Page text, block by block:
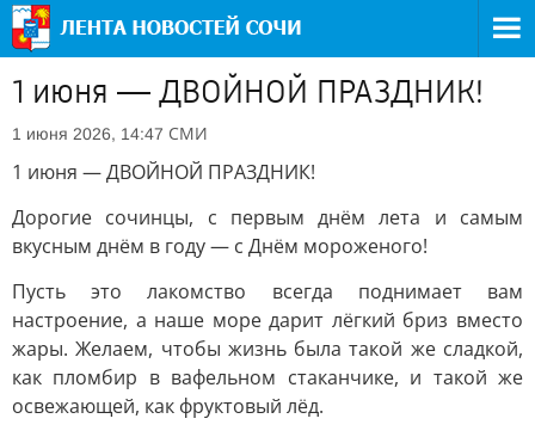
1 июня — ДВОЙНОЙ ПРАЗДНИК!
1 июня 2026, 14:47 СМИ
1 июня — ДВОЙНОЙ ПРАЗДНИК!
Дорогие сочинцы, с первым днём лета и самым
вкусным днём в году — с Днём мороженого!
Пусть это лакомство всегда поднимает вам
настроение, а наше море дарит лёгкий бриз вместо
жары. Желаем, чтобы жизнь была такой же сладкой,
как пломбир в вафельном стаканчике, и такой же
освежающей, как фруктовый лёд.